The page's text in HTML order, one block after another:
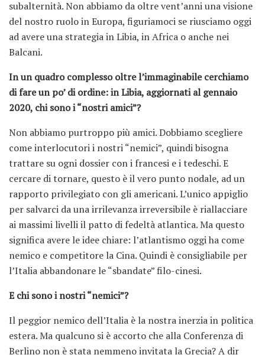
subalternità. Non abbiamo da oltre vent’anni una visione
del nostro ruolo in Europa, figuriamoci se riusciamo oggi
ad avere una strategia in Libia, in Africa o anche nei
Balcani.
In un quadro complesso oltre l’immaginabile cerchiamo
di fare un po’ di ordine: in Libia, aggiornati al gennaio
2020, chi sono i “nostri amici”?
Non abbiamo purtroppo più amici. Dobbiamo scegliere
come interlocutori i nostri “nemici”, quindi bisogna
trattare su ogni dossier con i francesi e i tedeschi. E
cercare di tornare, questo è il vero punto nodale, ad un
rapporto privilegiato con gli americani. L’unico appiglio
per salvarci da una irrilevanza irreversibile è riallacciare
ai massimi livelli il patto di fedeltà atlantica. Ma questo
significa avere le idee chiare: l’atlantismo oggi ha come
nemico e competitore la Cina. Quindi è consigliabile per
l’Italia abbandonare le “sbandate” filo-cinesi.
E chi sono i nostri “nemici”?
Il peggior nemico dell’Italia è la nostra inerzia in politica
estera. Ma qualcuno si è accorto che alla Conferenza di
Berlino non è stata nemmeno invitata la Grecia? A dir